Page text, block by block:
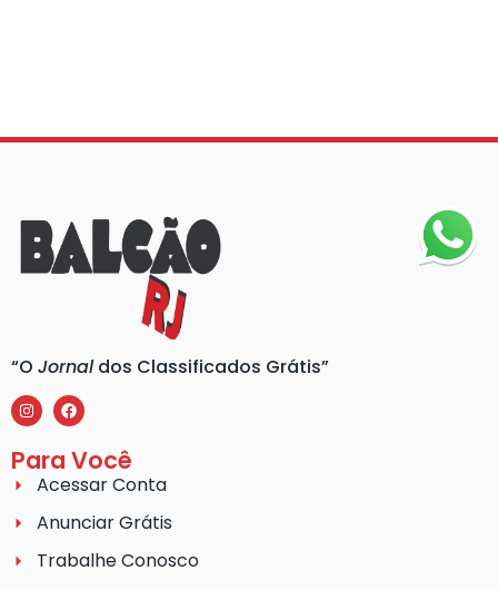
“O Jornaldos Classificados Grátis”
Para Você
Acessar Conta
Anunciar Grátis
Trabalhe Conosco